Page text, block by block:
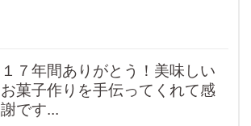
１７年間ありがとう！美味しい
お菓子作りを手伝ってくれて感
謝です...